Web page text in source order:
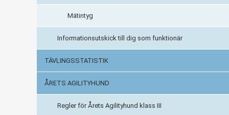
Mätintyg
Informationsutskick till dig som funktionär
TÄVLINGSSTATISTIK
ÅRETS AGILITYHUND
Regler för Årets Agilityhund klass III